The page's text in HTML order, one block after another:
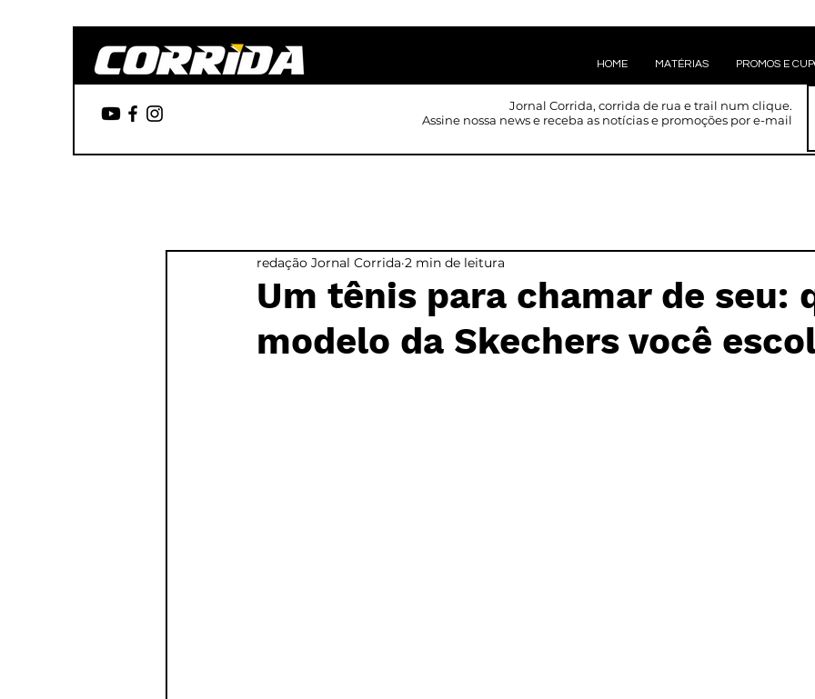
HOME MATÉRIAS PROMOS E
Jornal Corrida, corrida de rua e trail num clique.
Assine nossa news e receba as notícias e promoções por e-mail
Um tênis para chamar de seu:
modelo da Skechers você
redação Jornal Corrida 2 min de leitura